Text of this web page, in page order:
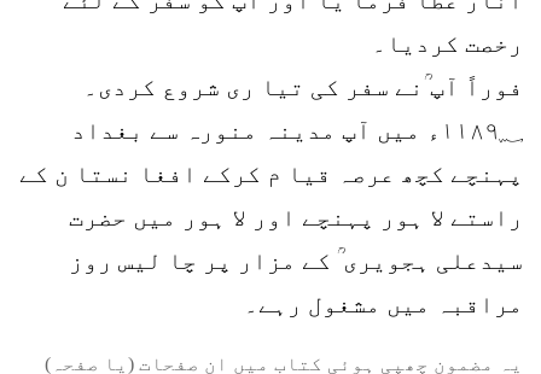
رخصت کردیا۔
فوراً آپ ؒنے سفر کی تیا ری شروع کردی۔
۱۱۸۹؁ء میں آپ مدینہ منورہ سے بغداد
پہنچے کچھ عرصہ قیا م کرکے افغا نستا ن کے
راستے لا ہور پہنچے اور لا ہور میں حضرت
سیدعلی ہجویری ؒ کے مزار پر چا لیس روز
مراقبہ میں مشغول رہے۔
یہ مضمون چھپی ہوئی کتاب میں ان صفحات (یا صفحہ)